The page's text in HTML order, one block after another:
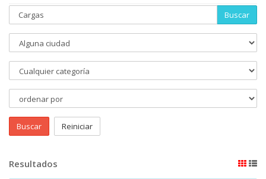
Buscar
Buscar Reiniciar
Resultados